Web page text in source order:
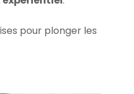
pour plonger les